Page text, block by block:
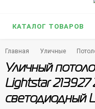
КАТАЛОГ ТОВАРОВ
Главная Уличные
Уличный
Lightstar 213927
светодиодный